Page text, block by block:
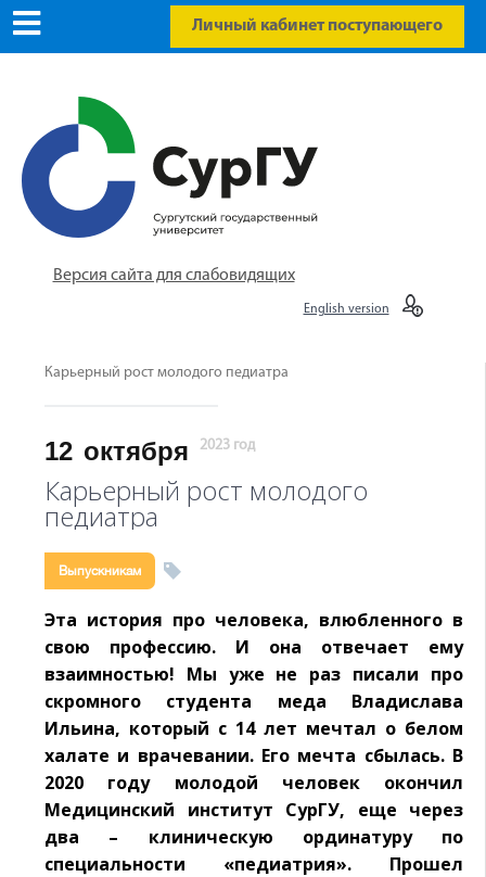
Личный кабинет поступающего
Версия сайта для слабовидящих
English version
Карьерный рост молодого педиатра
12 октября 2023 год
Карьерный рост молодого
педиатра
Выпускникам
Эта история про человека, влюбленного в
свою профессию. И она отвечает ему
взаимностью! Мы уже не раз писали про
скромного студента меда Владислава
Ильина, который с 14 лет мечтал о белом
халате и врачевании. Его мечта сбылась. В
2020 году молодой человек окончил
Медицинский институт СурГУ, еще через
два – клиническую ординатуру по
специальности «педиатрия». Прошел